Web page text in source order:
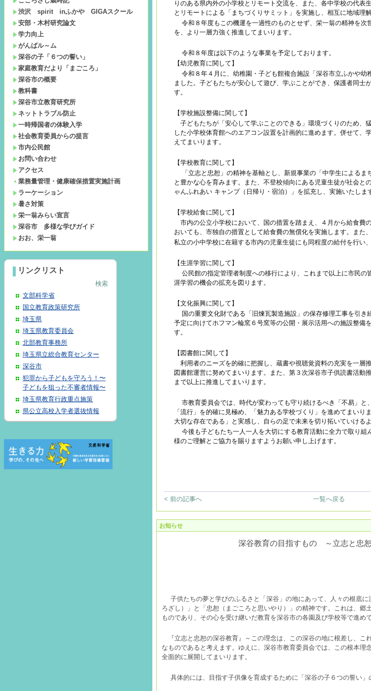
渋沢 spirit inふかや GIGAスクール
安部・木村研究論文
学力向上
がんばル～ム
深谷の子「６つの誓い」
家庭教育だより「まごころ」
深谷市の概要
教科書
深谷市立教育研究所
ネットトラブル防止
一時帰国者の体験入学
社会教育委員からの提言
市内公民館
お問い合わせ
アクセス
業務量管理・健康確保措置実施計画
ラーケーション
暑さ対策
栄一翁みらい宣言
深谷市 多様な学びガイド
おお、栄一翁
リンクリスト
検索
文部科学省
国立教育政策研究所
埼玉県
埼玉県教育委員会
北部教育事務所
埼玉県立総合教育センター
深谷市
犯罪から子どもを守ろう！〜
子どもを狙った不審者情報〜
埼玉県教育行政重点施策
県公立高校入学者選抜情報
りのある県内外の小学校とリモート交流を、また、各中学校の代表
とリモートによる「まちづくりサミット」を実施し、相互に地域理
令和８年度もこの機運を一過性のものとせず、栄一翁の精神を次
を、より一層力強く推進してまいります。
令和８年度は以下のような事業を予定しております。
【幼児教育に関して】
令和８年４月に、幼稚園・子ども館複合施設「深谷市立ふかや幼
ました。子どもたちが安心して遊び、学ぶことができ、保護者同士
す。
【学校施設整備に関して】
子どもたちが「安心して学ぶことのできる」環境づくりのため、
した小学校体育館へのエアコン設置を計画的に進めます。併せて、
えてまいります。
【学校教育に関して】
「立志と忠恕」の精神を基軸とし、新規事業の「中学生による
と豊かな心を育みます。また、不登校傾向にある児童生徒が社会と
ゃんふれあい キャンプ（日帰り・宿泊）」を拡充し、実施いたしま
【学校給食に関して】
市内の公立小学校において、国の措置を踏まえ、４月から給食費
おいても、市独自の措置として給食費の無償化を実施します。また、
私立の小中学校に在籍する市内の児童生徒にも同程度の給付を行い
【生涯学習に関して】
公民館の指定管理者制度への移行により、これまで以上に市民の
涯学習の機会の拡充を図ります。
【文化振興に関して】
国の重要文化財である「旧煉瓦製造施設」の保存修理工事を引き
予定に向けてホフマン輪窯６号窯等の公開・展示活用への施設整備
す。
【図書館に関して】
利用者のニーズを的確に把握し、蔵書や視聴覚資料の充実を一層
図書館運営に努めてまいります。また、第３次深谷市子供読書活動
まで以上に推進してまいります。
市教育委員会では、時代が変わっても守り続けるべき「不易」と
「流行」を的確に見極め、「魅力ある学校づくり」を進めてまいり
大切な存在である」と実感し、自らの足で未来を切り拓いていける
今後も子どもたち一人一人を大切にする教育活動に全力で取り組
様のご理解とご協力を賜りますようお願い申し上げます。
< 前の記事へ 一覧へ戻る
お知らせ
深谷教育の目指すもの ～立志と忠
子供たちの夢と学びのふるさと「深谷」の地にあって、人々の根底
ろざし）」と「忠恕（まごころと思いやり）」の精神です。これは、郷
ものであり、その心を受け継いだ教育を深谷市の各園及び学校等で進めて
『立志と忠恕の深谷教育』～この理念は、この深谷の地に根差し、こ
なものであると考えます。ゆえに、深谷市教育委員会では、この根本理
全面的に展開してまいります。
具体的には、目指す子供像を育成するために「深谷の子６つの誓い」